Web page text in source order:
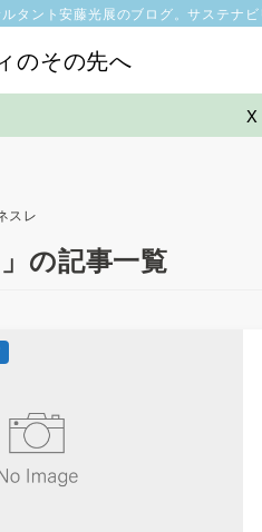
のその先へ
タント安藤光展のブログ。サステナ
スレ
の記事一覧